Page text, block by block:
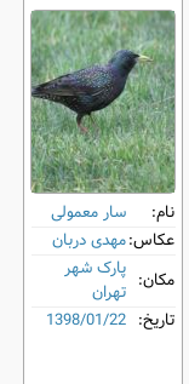
نام:
سار معمولی
عکاس:مهدی دربان
مکان: پارک شهر
تهران
تاریخ: 1398/01/22